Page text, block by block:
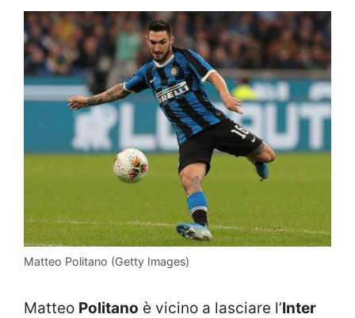
Matteo Politano (Getty Images)
Matteo Politano è vicino a lasciare l’Inter